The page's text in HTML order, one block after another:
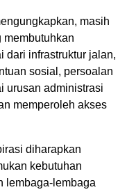
masih
membutuhkan
dari infrastruktur jalan,
sosial, persoalan
urusan administrasi
memperoleh akses
diharapkan
kebutuhan
lembaga-lembaga